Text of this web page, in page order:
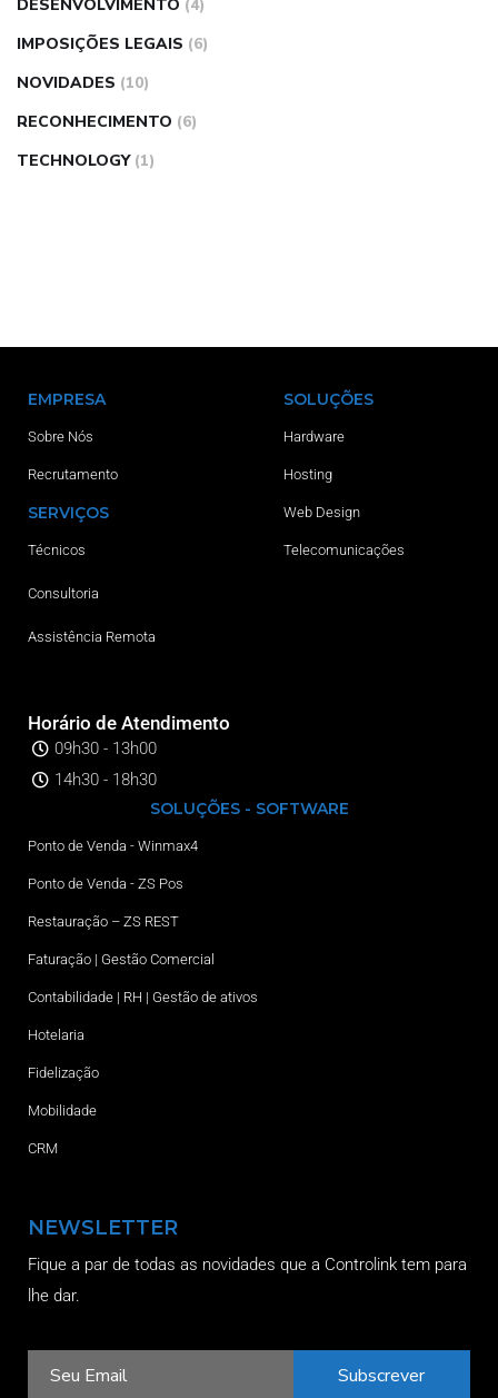
DESENVOLVIMENTO (4)
IMPOSIÇÕES LEGAIS (6)
NOVIDADES (10)
RECONHECIMENTO (6)
TECHNOLOGY (1)
EMPRESA
Sobre Nós
Recrutamento
SERVIÇOS
Técnicos
Consultoria
Assistência Remota
Horário de Atendimento
09h30 - 13h00
14h30 - 18h30
SOLUÇÕES
Hardware
Hosting
Web Design
Telecomunicações
SOLUÇÕES - SOFTWARE
Ponto de Venda - Winmax4
Ponto de Venda - ZS Pos
Restauração – ZS REST
Faturação | Gestão Comercial
Contabilidade | RH | Gestão de ativos
Hotelaria
Fidelização
Mobilidade
CRM
NEWSLETTER
Fique a par de todas as novidades que a Controlink tem para
lhe dar.
Subscrever